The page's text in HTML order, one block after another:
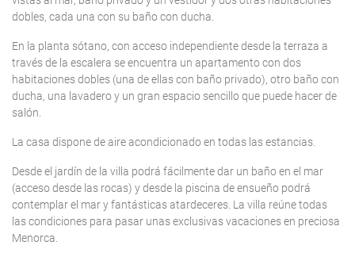
dobles, cada una con su baño con ducha.
En la planta sótano, con acceso independiente desde la terraza a
través de la escalera se encuentra un apartamento con dos
habitaciones dobles (una de ellas con baño privado), otro baño con
ducha, una lavadero y un gran espacio sencillo que puede hacer de
salón.
La casa dispone de aire acondicionado en todas las estancias.
Desde el jardín de la villa podrá fácilmente dar un baño en el mar
(acceso desde las rocas) y desde la piscina de ensueño podrá
contemplar el mar y fantásticas atardeceres. La villa reúne todas
las condiciones para pasar unas exclusivas vacaciones en preciosa
Menorca.